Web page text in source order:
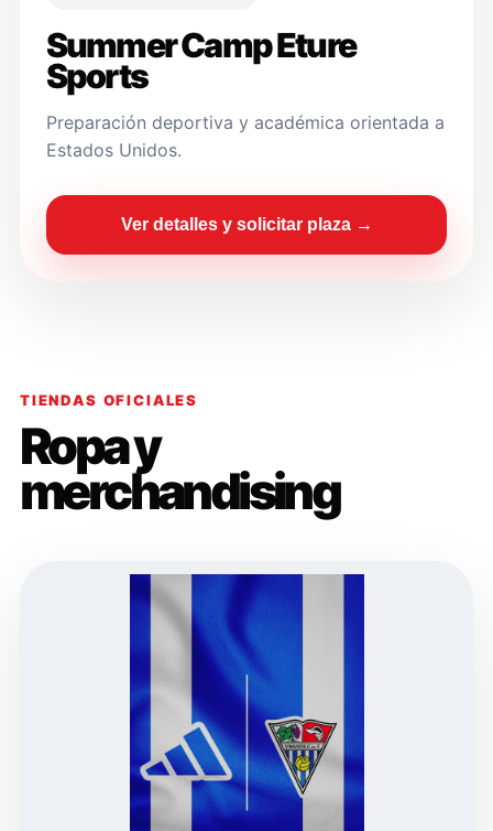
Summer Camp Eture
Sports
Preparación deportiva y académica orientada a
Estados Unidos.
Ver detalles y solicitar plaza →
TIENDAS OFICIALES
Ropa y
merchandising